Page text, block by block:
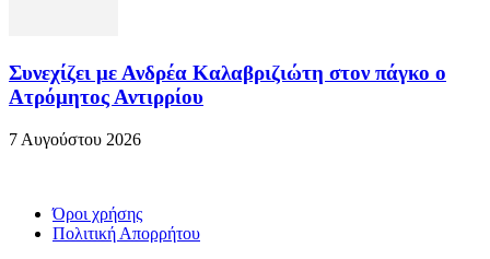
Συνεχίζει με Ανδρέα Καλαβριζιώτη στον πάγκο ο
Ατρόμητος Αντιρρίου
7 Αυγούστου 2026
Όροι χρήσης
Πολιτική Απορρήτου